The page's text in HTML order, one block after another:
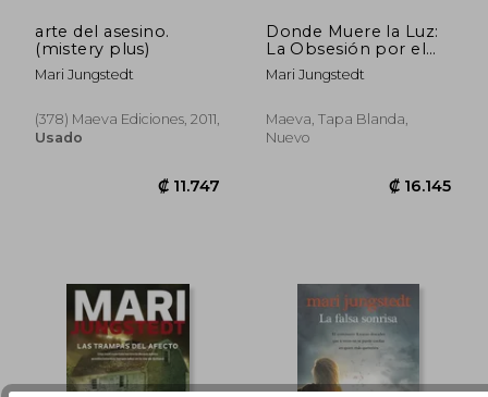
₡
arte del asesino.
(mistery plus)
Mari Jungstedt
(378) Maeva Ediciones, 2011,
Usado
Donde Muere la Luz:
La Obsesión por el
Pasado Puede
Arruinar el Presente
Mari Jungstedt
Maeva, Tapa Blanda,
Nuevo